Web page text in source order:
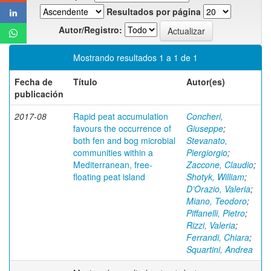
Resultados por página
Autor/Registro:
Mostrando resultados 1 a 1 de 1
Fecha de
publicación
Título Autor(es)
2017-08
Rapid peat accumulation
favours the occurrence of
both fen and bog microbial
communities within a
Mediterranean, free-
floating peat island
Concheri,
Giuseppe;
Stevanato,
Piergiorgio;
Zaccone, Claudio;
Shotyk, William;
D’Orazio, Valeria;
Miano, Teodoro;
Piffanelli, Pietro;
Rizzi, Valeria;
Ferrandi, Chiara;
Squartini, Andrea